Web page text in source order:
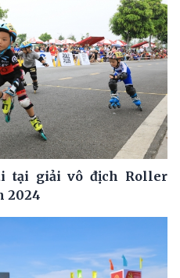
tại giải vô địch Roller
2024